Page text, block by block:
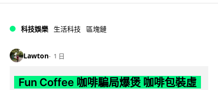
科技娛樂 生活科技 區塊鏈
Lawton 1 日
Fun Coffee 咖啡騙局爆煲 咖啡包裝虛